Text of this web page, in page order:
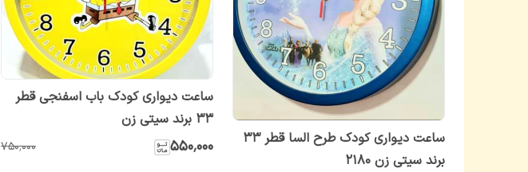
ساعت دیواری کودک طرح السا قطر ۳۳
برند سیتی‌ زن ۲۱۸۰
ساعت دیواری کودک باب اسفنجی قطر
۳۳ برند سیتی‌ زن
۵۵۰٬۰۰۰ ۷۵۰٬۰۰۰